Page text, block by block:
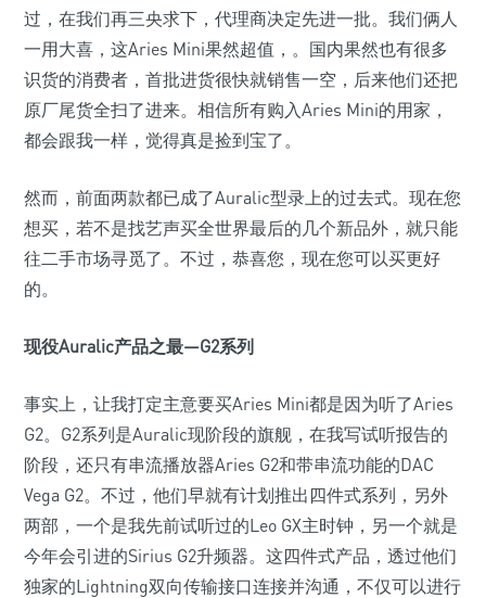
过，在我们再三央求下，代理商决定先进一批。我们俩人
一用大喜，这Aries Mini果然超值，。国内果然也有很多
识货的消费者，首批进货很快就销售一空，后来他们还把
原厂尾货全扫了进来。相信所有购入Aries Mini的用家，
都会跟我一样，觉得真是捡到宝了。
然而，前面两款都已成了Auralic型录上的过去式。现在您
想买，若不是找艺声买全世界最后的几个新品外，就只能
往二手市场寻觅了。不过，恭喜您，现在您可以买更好
的。
现役Auralic产品之最—G2系列
事实上，让我打定主意要买Aries Mini都是因为听了Aries
G2。G2系列是Auralic现阶段的旗舰，在我写试听报告的
阶段，还只有串流播放器Aries G2和带串流功能的DAC
Vega G2。不过，他们早就有计划推出四件式系列，另外
两部，一个是我先前试听过的Leo GX主时钟，另一个就是
今年会引进的Sirius G2升频器。这四件式产品，透过他们
独家的Lightning双向传输接口连接并沟通，不仅可以进行